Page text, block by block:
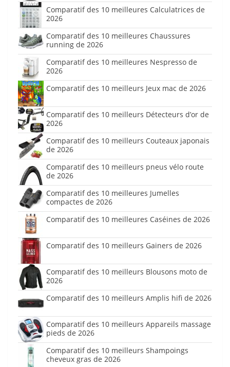
Comparatif des 10 meilleures Calculatrices de
2026
Comparatif des 10 meilleures Chaussures
running de 2026
Comparatif des 10 meilleures Nespresso de
2026
Comparatif des 10 meilleurs Jeux mac de 2026
Comparatif des 10 meilleurs Détecteurs d’or de
2026
Comparatif des 10 meilleurs Couteaux japonais
de 2026
Comparatif des 10 meilleurs pneus vélo route
de 2026
Comparatif des 10 meilleures Jumelles
compactes de 2026
Comparatif des 10 meilleures Caséines de 2026
Comparatif des 10 meilleurs Gainers de 2026
Comparatif des 10 meilleurs Blousons moto de
2026
Comparatif des 10 meilleurs Amplis hifi de 2026
Comparatif des 10 meilleurs Appareils massage
pieds de 2026
Comparatif des 10 meilleurs Shampoings
cheveux gras de 2026